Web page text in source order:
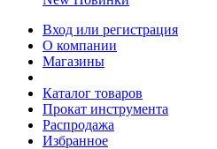
Вход или регистрация
О компании
Магазины
Каталог товаров
Прокат инструмента
Распродажа
Избранное